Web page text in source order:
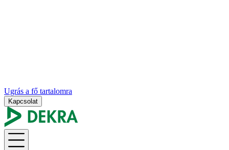
Ugrás a fő tartalomra
Kapcsolat